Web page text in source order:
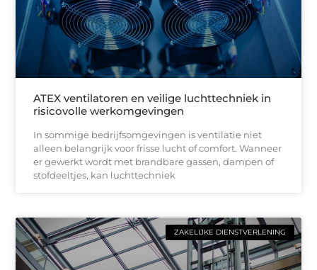
ATEX ventilatoren en veilige luchttechniek in
risicovolle werkomgevingen
In sommige bedrijfsomgevingen is ventilatie niet
alleen belangrijk voor frisse lucht of comfort. Wanneer
er gewerkt wordt met brandbare gassen, dampen of
stofdeeltjes, kan luchttechniek
ZAKELIJKE DIENSTVERLENING